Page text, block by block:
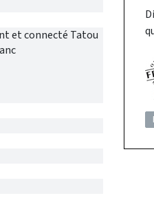
et connecté Tatou